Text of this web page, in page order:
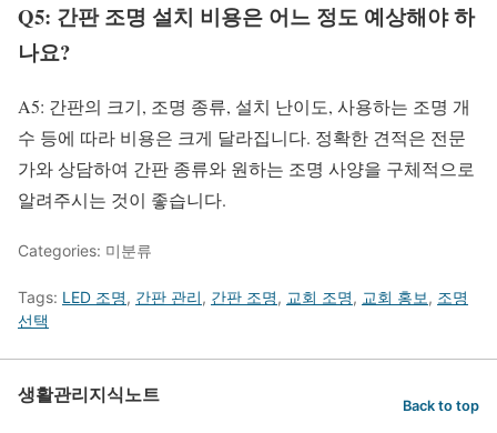
Q5: 간판 조명 설치 비용은 어느 정도 예상해야 하
나요?
A5: 간판의 크기, 조명 종류, 설치 난이도, 사용하는 조명 개
수 등에 따라 비용은 크게 달라집니다. 정확한 견적은 전문
가와 상담하여 간판 종류와 원하는 조명 사양을 구체적으로
알려주시는 것이 좋습니다.
Categories: 미분류
Tags: LED 조명, 간판 관리, 간판 조명, 교회 조명, 교회 홍보, 조명
선택
생활관리지식노트 Back to top